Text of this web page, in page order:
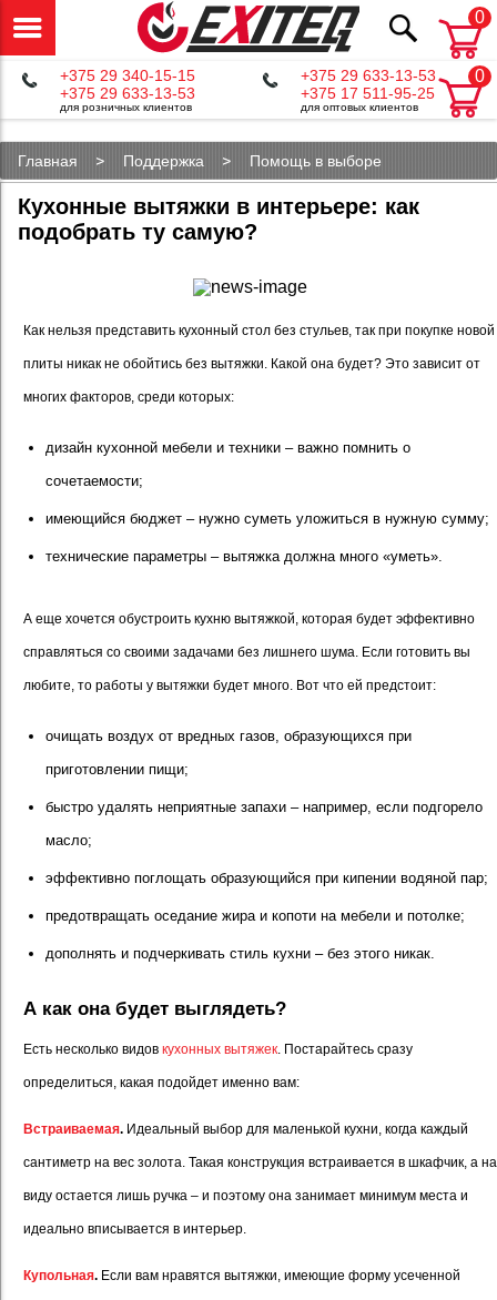
0
0
+375 29 340-15-15
+375 29 633-13-53
для розничных клиентов
+375 29 633-13-53
+375 17 511-95-25
для оптовых клиентов
Главная Поддержка Помощь в выборе
Кухонные вытяжки в интерьере: как
подобрать ту самую?
Как нельзя представить кухонный стол без стульев, так при покупке новой
плиты никак не обойтись без вытяжки. Какой она будет? Это зависит от
многих факторов, среди которых:
дизайн кухонной мебели и техники – важно помнить о
сочетаемости;
имеющийся бюджет – нужно суметь уложиться в нужную сумму;
технические параметры – вытяжка должна много «уметь».
А еще хочется обустроить кухню вытяжкой, которая будет эффективно
справляться со своими задачами без лишнего шума. Если готовить вы
любите, то работы у вытяжки будет много. Вот что ей предстоит:
очищать воздух от вредных газов, образующихся при
приготовлении пищи;
быстро удалять неприятные запахи – например, если подгорело
масло;
эффективно поглощать образующийся при кипении водяной пар;
предотвращать оседание жира и копоти на мебели и потолке;
дополнять и подчеркивать стиль кухни – без этого никак.
А как она будет выглядеть?
Есть несколько видов кухонных вытяжек. Постарайтесь сразу
определиться, какая подойдет именно вам:
Встраиваемая. Идеальный выбор для маленькой кухни, когда каждый
сантиметр на вес золота. Такая конструкция встраивается в шкафчик, а на
виду остается лишь ручка – и поэтому она занимает минимум места и
идеально вписывается в интерьер.
Купольная. Если вам нравятся вытяжки, имеющие форму усеченной